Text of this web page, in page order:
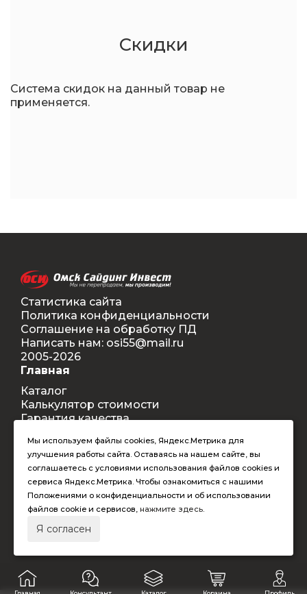
Скидки
Система скидок на данный товар не
применяется.
Статистика сайта
Политика конфиденциальности
Соглашение на обработку ПД
Написать нам: osi55@mail.ru
2005-2026
Главная
Каталог
Калькулятор стоимости
Гарантия качества
Контакты
Покупателям
Способы оплаты
Условия оформления заказа
Таблица допустимых размеров
Мы используем файлы cookies, Яндекс.Метрика для
улучшения работы сайта. Оставаясь на нашем сайте, вы
соглашаетесь с условиями использования файлов cookies и
сервиса Яндекс.Метрика. Чтобы ознакомиться с нашими
Положениями о конфиденциальности и об использовании
файлов cookie и сервисов, нажмите здесь.
Я согласен